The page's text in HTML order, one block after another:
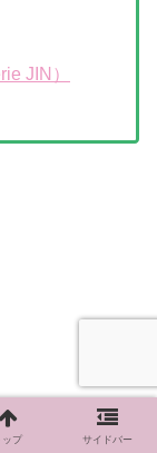
JIN）
ップ サイドバー